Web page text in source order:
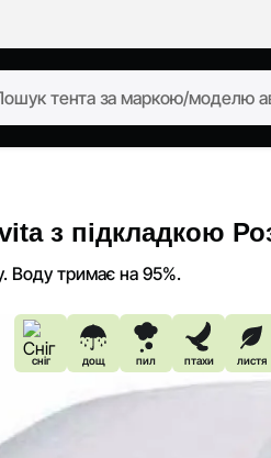
з підкладкою
Воду тримає на 95%.
сніг дощ пил птахи листя